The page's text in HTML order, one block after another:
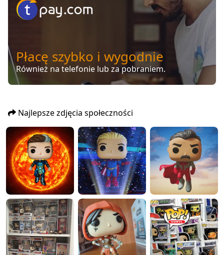
Płacę szybko i wygodnie
Również na telefonie lub za pobraniem.
Najlepsze zdjęcia społeczności